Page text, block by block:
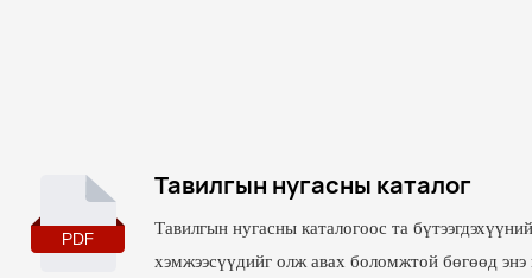
Тавилгын нугасны каталог
Тавилгын нугасны каталогоос та
хэмжээсүүдийг олж авах боломжтой бөгөөд энэ